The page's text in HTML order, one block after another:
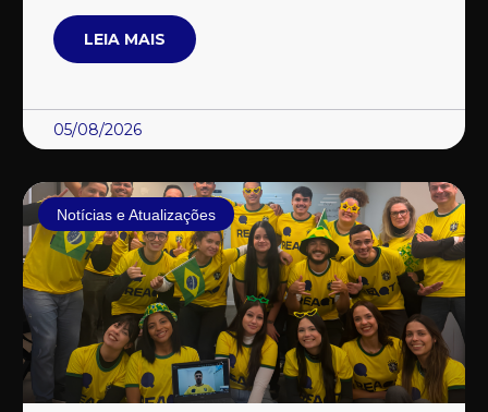
LEIA MAIS
05/08/2026
Notícias e Atualizações